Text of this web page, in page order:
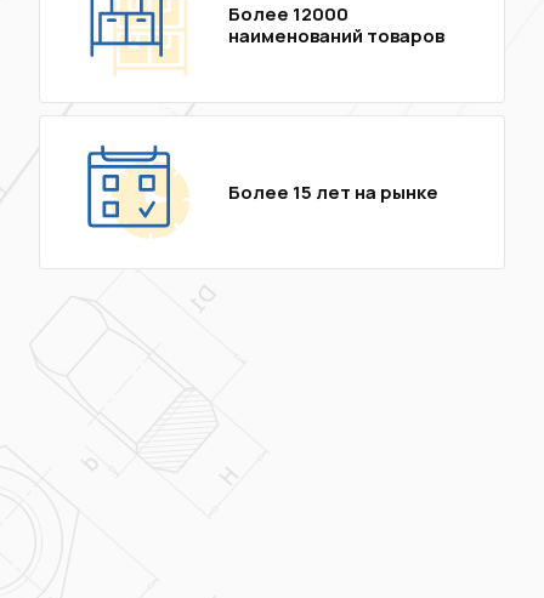
Более 12000
наименований товаров
Более 15 лет на рынке